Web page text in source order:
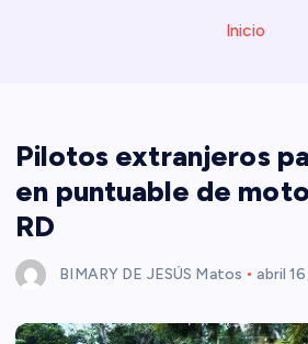
Inicio
Pilotos extranjeros
en puntuable de
RD
BIMARY DE JESÚS Matos abril